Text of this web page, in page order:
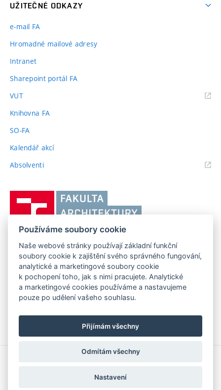
UŽITEČNÉ ODKAZY
e-mail FA
Hromadné mailové adresy
Intranet
Sharepoint portál FA
VUT(externí
Knihovna FA
SO-FA
Kalendář akcí
Absolventi(externí
učení
Brně,
Fakulta
architektury
FAKULTA ARCHITEKTURY VUT V BRNĚ
Poříčí 273/5, 639 00 Brno
Telefon: 54114 6600
www.fa.vutbr.cz
info@fa.vutbr.cz
Používáme soubory cookie
Naše webové stránky používají základní funkční
soubory cookie k zajištění svého správného fungování,
analytické a marketingové soubory cookie
k pochopení toho, jak s nimi pracujete. Analytické
a marketingové cookies používáme a nastavujeme
pouze po udělení vašeho souhlasu.
Přijímám všechny
Odmítám všechny
Nastavení